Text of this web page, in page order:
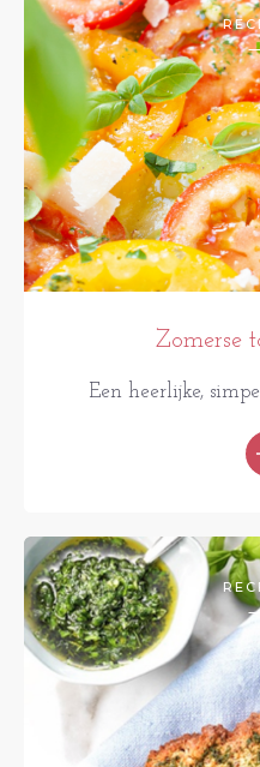
Zomerse
Een heerlijke,